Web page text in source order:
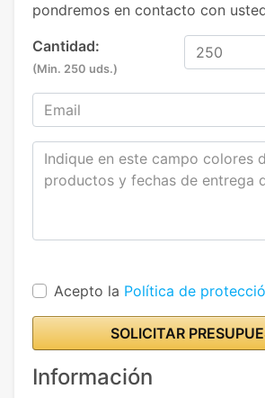
pondremos en contacto con
Cantidad:
(Min. 250 uds.)
Acepto la Política de
SOLICITAR
Información